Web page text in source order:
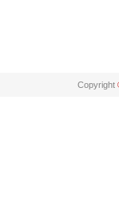
Copyright